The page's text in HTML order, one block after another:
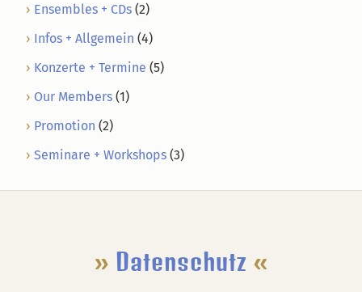
Ensembles + CDs (2)
Infos + Allgemein (4)
Konzerte + Termine (5)
Our Members (1)
Promotion (2)
Seminare + Workshops (3)
» Datenschutz «